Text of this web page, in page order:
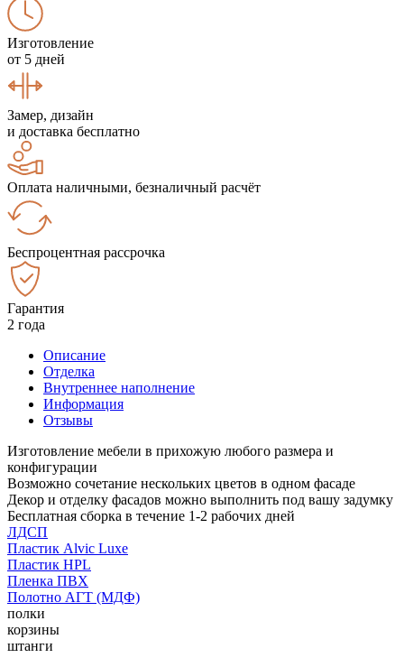
Изготовление
от 5 дней
Замер, дизайн
и доставка бесплатно
Оплата наличными, безналичный расчёт
Беспроцентная рассрочка
Гарантия
2 года
Описание
Отделка
Внутреннее наполнение
Информация
Отзывы
Изготовление мебели в прихожую любого размера и
конфигурации
Возможно сочетание нескольких цветов в одном фасаде
Декор и отделку фасадов можно выполнить под вашу задумку
Бесплатная сборка в течение 1-2 рабочих дней
ЛДСП
Пластик Alvic Luxe
Пластик HPL
Пленка ПВХ
Полотно АГТ (МДФ)
полки
корзины
штанги